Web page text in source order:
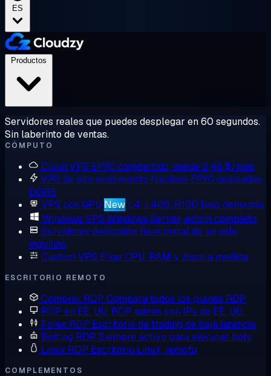
ES
Servidores reales que puedes desplegar en 60 segundos.
Sin laberinto de ventas.
CÓMPUTO
Cloud VPS EPYC compartido, desde 2,48 $/mes
VPS de alto rendimiento Núcleos EPYC dedicados,
DDR5
VPS con GPU New L4, L40S, H100 bajo demanda
Windows VPS Windows Server, admin completo
Servidores dedicados Bare metal de un solo
inquilino
Custom VPS Elige CPU, RAM y disco a medida
ESCRITORIO REMOTO
Comprar RDP Compara todos los planes RDP
RDP en EE. UU. RDP admin con IPs de EE. UU.
Forex RDP Escritorio de trading de baja latencia
Botting RDP Siempre activo para ejecutar bots
Linux RDP Escritorio Linux, remoto
COMPLEMENTOS